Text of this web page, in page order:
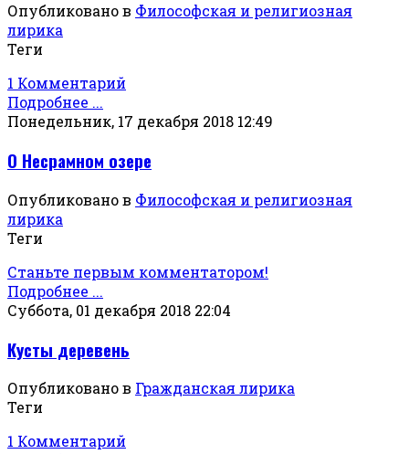
Опубликовано в Философская и религиозная
лирика
Теги
1 Комментарий
Подробнее ...
Понедельник, 17 декабря 2018 12:49
О Несрамном озере
Опубликовано в Философская и религиозная
лирика
Теги
Станьте первым комментатором!
Подробнее ...
Суббота, 01 декабря 2018 22:04
Кусты деревень
Опубликовано в Гражданская лирика
Теги
1 Комментарий